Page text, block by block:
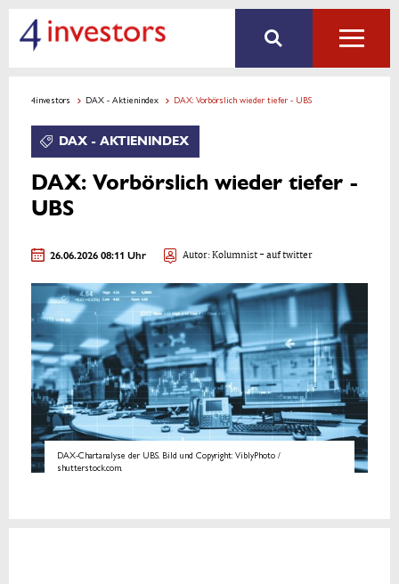
4investors DAX - Aktienindex DAX: Vorbörslich wieder tiefer - UBS
DAX - AKTIENINDEX
DAX: Vorbörslich wieder tiefer -
UBS
26.06.2026 08:11 Uhr Autor:Kolumnist- auf twitter
DAX-Chartanalyse der UBS. Bild und Copyright: ViblyPhoto /
shutterstock.com.